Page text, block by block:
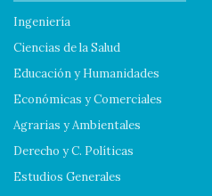
Ingeniería
Ciencias de la Salud
Educación y Humanidades
Económicas y Comerciales
Agrarias y Ambientales
Derecho y C. Políticas
Estudios Generales